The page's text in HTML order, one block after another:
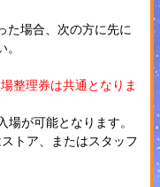
た場合、次の方に先に
整理券は共通となりま
が可能となります。
トア、またはスタッフ